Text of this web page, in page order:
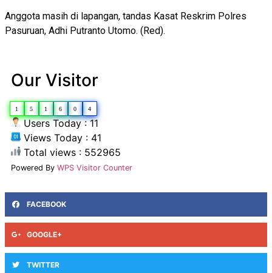
Anggota masih di lapangan, tandas Kasat Reskrim Polres
Pasuruan, Adhi Putranto Utomo. (Red).
Our Visitor
1 5 1 6 0 4
Users Today : 11
Views Today : 41
Total views : 552965
Powered By WPS Visitor Counter
FACEBOOK
GOOGLE+
TWITTER